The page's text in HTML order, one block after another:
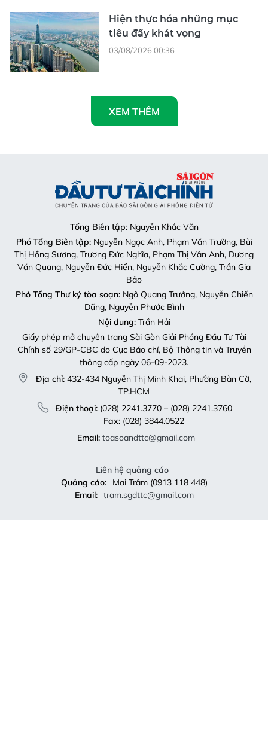
Hiện thực hóa những mục
tiêu đầy khát vọng
03/08/2026 00:36
XEM THÊM
Tổng Biên tập: Nguyễn Khắc Văn
Phó Tổng Biên tập:Nguyễn Ngọc Anh, Phạm Văn Trường, Bùi
Thị Hồng Sương, Trương Đức Nghĩa, Phạm Thị Vân Anh, Dương
Văn Quang, Nguyễn Đức Hiển, Nguyễn Khắc Cường, Trần Gia
Bảo
Phó Tổng Thư ký tòa soạn:Ngô Quang Trưởng, Nguyễn Chiến
Dũng, Nguyễn Phước Bình
Nội dung:Trần Hải
Giấy phép mở chuyên trang Sài Gòn Giải Phóng Đầu Tư Tài
Chính số 29/GP-CBC do Cục Báo chí, Bộ Thông tin và Truyền
thông cấp ngày 06-09-2023.
Địa chỉ: 432-434 Nguyễn Thị Minh Khai, Phường Bàn Cờ,
TP.HCM
Điện thoại:(028) 2241.3770 – (028) 2241.3760
Fax:(028) 3844.0522
Email: toasoandttc@gmail.com
Liên hệ quảng cáo
Quảng cáo:
Mai Trâm (0913 118 448)
Email: tram.sgdttc@gmail.com